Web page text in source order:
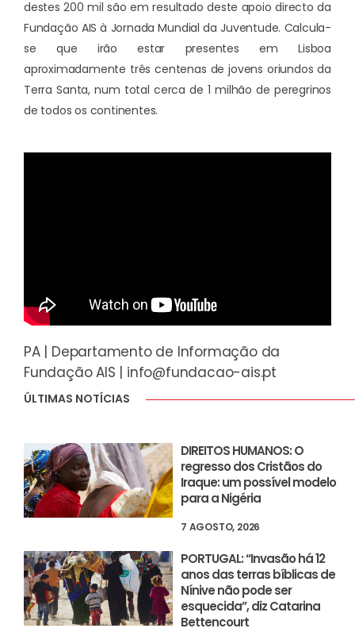
destes 200 mil são em resultado deste apoio directo da
Fundação AIS à Jornada Mundial da Juventude. Calcula-
se que irão estar presentes em Lisboa
aproximadamente três centenas de jovens oriundos da
Terra Santa, num total cerca de 1 milhão de peregrinos
de todos os continentes.
PA | Departamento de Informação da
Fundação AIS | info@fundacao-ais.pt
ÚLTIMAS NOTÍCIAS
DIREITOS HUMANOS: O
regresso dos Cristãos do
Iraque: um possível modelo
para a Nigéria
7 AGOSTO, 2026
PORTUGAL: “Invasão há 12
anos das terras bíblicas de
Nínive não pode ser
esquecida”, diz Catarina
Bettencourt